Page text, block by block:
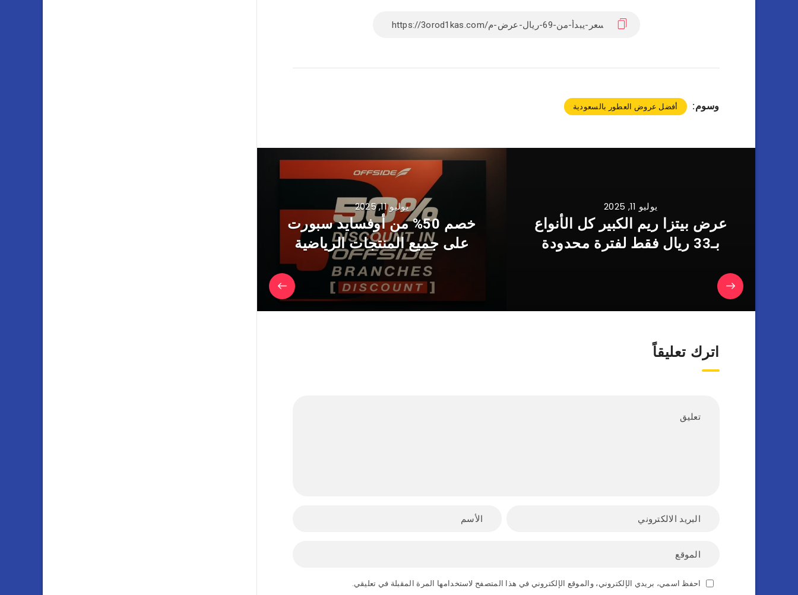
وسوم: أفضل عروض العطور بالسعودية
يوليو 11, 2025
خصم 50% من أوفسايد سبورت
على جميع المنتجات الرياضية
يوليو 11, 2025
عرض بيتزا ريم الكبير كل الأنواع
بـ33 ريال فقط لفترة محدودة
اترك تعليقاً
احفظ اسمي، بريدي الإلكتروني، والموقع الإلكتروني في هذا المتصفح لاستخدامها المرة المقبلة في تعليقي.